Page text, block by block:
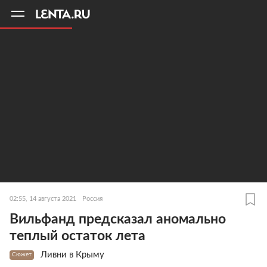
02:55, 14 августа 2021 Россия
Вильфанд предсказал аномально
теплый остаток лета
Сюжет Ливни в Крыму